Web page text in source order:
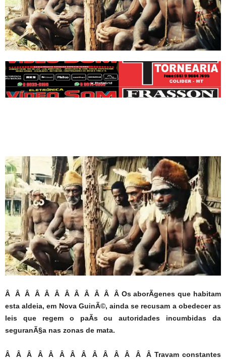
Â Â Â Â Â Â Â Â Â Â Â Â Os aborÃ­genes que habitam
esta aldeia, em Nova GuinÃ©, ainda se recusam a obedecer as
leis que regem o paÃ­s ou autoridades incumbidas da
seguranÃ§a nas zonas de mata.
Â Â Â Â Â Â Â Â Â Â Â Â Â Â Travam constantes